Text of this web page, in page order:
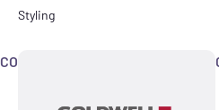
Styling
COMAIR